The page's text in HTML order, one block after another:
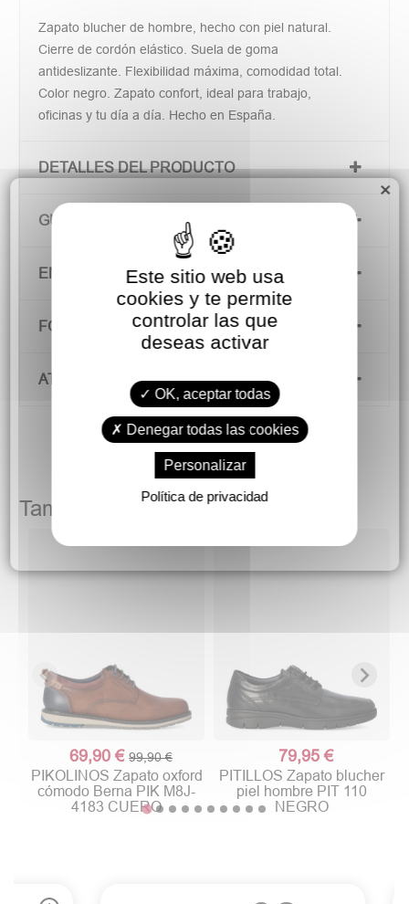
Zapato blucher de hombre, hecho con piel natural.
Cierre de cordón elástico. Suela de goma
antideslizante. Flexibilidad máxima, comodidad total.
Color negro. Zapato confort, ideal para trabajo,
oficinas y tu día a día. Hecho en España.
DETALLES DEL PRODUCTO
GUÍA DE TALLAS
ENVÍOS Y DEVOLUCIONES
FORMAS DE PAGO
ATENCIÓN AL CLIENTE
También podría gustarte
69,90 €99,90 €
PIKOLINOS Zapato oxford
cómodo Berna PIK M8J-
4183 CUERO
79,95 €
PITILLOS Zapato blucher
piel hombre PIT 110
NEGRO
×
Este sitio web usa
cookies y te permite
controlar las que
deseas activar
OK, aceptar todas
Denegar todas las cookies
Personalizar
Política de privacidad